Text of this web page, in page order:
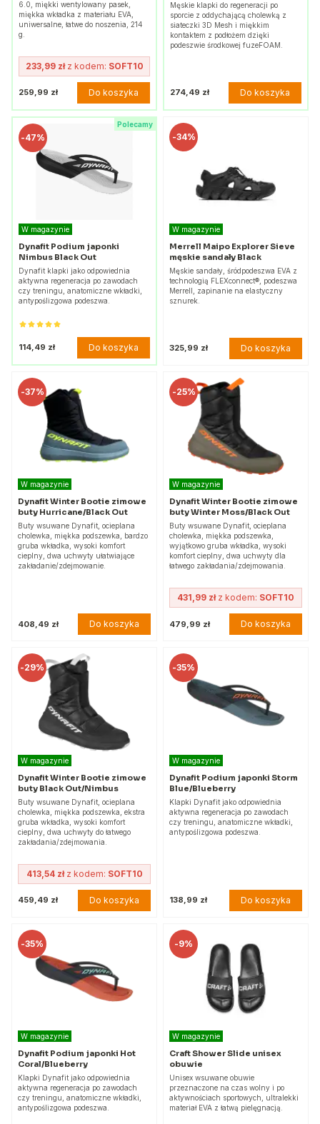
6.0, miękki wentylowany pasek,
miękka wkładka z materiału EVA,
uniwersalne, łatwe do noszenia, 214
g.
233,99 złz kodem: SOFT10
259,99 zł Do koszyka
Męskie klapki do regeneracji po
sporcie z oddychającą cholewką z
siateczki 3D Mesh i miękkim
kontaktem z podłożem dzięki
podeszwie środkowej fuzeFOAM.
274,49 zł Do koszyka
Polecamy
-47%
W magazynie
Dynafit Podium japonki
Nimbus Black Out
Dynafit klapki jako odpowiednia
aktywna regeneracja po zawodach
czy treningu, anatomiczne wkładki,
antypoślizgowa podeszwa.
114,49 zł Do koszyka
-34%
W magazynie
Merrell Maipo Explorer Sieve
męskie sandały Black
Męskie sandały, śródpodeszwa EVA z
technologią FLEXconnect®, podeszwa
Merrell, zapinanie na elastyczny
sznurek.
325,99 zł Do koszyka
-37%
W magazynie
Dynafit Winter Bootie zimowe
buty Hurricane/Black Out
Buty wsuwane Dynafit, ocieplana
cholewka, miękka podszewka, bardzo
gruba wkładka, wysoki komfort
cieplny, dwa uchwyty ułatwiające
zakładanie/zdejmowanie.
408,49 zł Do koszyka
-25%
W magazynie
Dynafit Winter Bootie zimowe
buty Winter Moss/Black Out
Buty wsuwane Dynafit, ocieplana
cholewka, miękka podszewka,
wyjątkowo gruba wkładka, wysoki
komfort cieplny, dwa uchwyty dla
łatwego zakładania/zdejmowania.
431,99 złz kodem: SOFT10
479,99 zł Do koszyka
-29%
W magazynie
Dynafit Winter Bootie zimowe
buty Black Out/Nimbus
Buty wsuwane Dynafit, ocieplana
cholewka, miękka podszewka, ekstra
gruba wkładka, wysoki komfort
cieplny, dwa uchwyty do łatwego
zakładania/zdejmowania.
413,54 złz kodem: SOFT10
459,49 zł Do koszyka
-35%
W magazynie
Dynafit Podium japonki Storm
Blue/Blueberry
Klapki Dynafit jako odpowiednia
aktywna regeneracja po zawodach
czy treningu, anatomiczne wkładki,
antypoślizgowa podeszwa.
138,99 zł Do koszyka
-35%
W magazynie
Dynafit Podium japonki Hot
Coral/Blueberry
Klapki Dynafit jako odpowiednia
aktywna regeneracja po zawodach
czy treningu, anatomiczne wkładki,
antypoślizgowa podeszwa.
-9%
W magazynie
Craft Shower Slide unisex
obuwie
Unisex wsuwane obuwie
przeznaczone na czas wolny i po
aktywnościach sportowych, ultralekki
materiał EVA z łatwą pielęgnacją.